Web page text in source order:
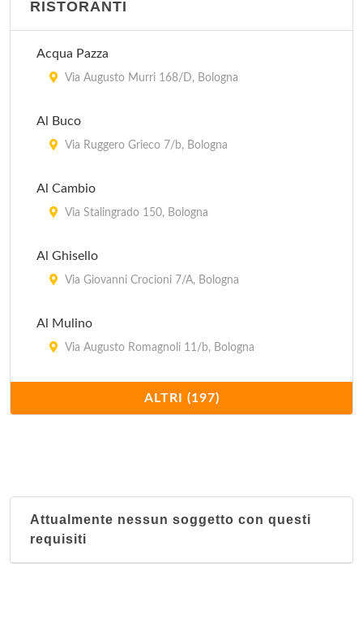
RISTORANTI
Acqua Pazza
Via Augusto Murri 168/D, Bologna
Al Buco
Via Ruggero Grieco 7/b, Bologna
Al Cambio
Via Stalingrado 150, Bologna
Al Ghisello
Via Giovanni Crocioni 7/A, Bologna
Al Mulino
Via Augusto Romagnoli 11/b, Bologna
via Andrea Costa 114, Bologna
Alle Due Porte
ALTRI (197)
Attualmente nessun soggetto con questi
requisiti